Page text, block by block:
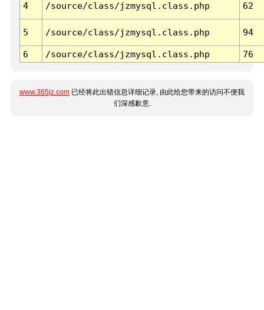
4 /source/class/jzmysql.class.php 62
5 /source/class/jzmysql.class.php 94
6 /source/class/jzmysql.class.php 76
www.365jz.com 已经将此出错信息详细记录, 由此给您带来的访问不便我
们深感歉意.